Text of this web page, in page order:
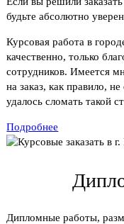
будьте абсолютно
Курсовая работа в
качественно, только
сотрудников. Имеется
на заказ, как правило,
удалось сломать такой
Подробнее
Дипломные работы,